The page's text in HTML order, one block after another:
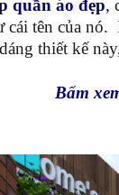
quần áo đẹp,
cái tên của
thiết kế
Bấm